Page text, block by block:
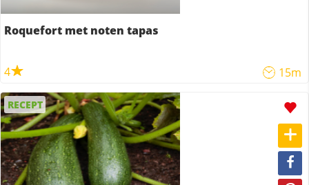
Roquefort met noten tapas
4 15m
RECEPT